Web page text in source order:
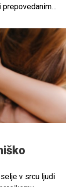
prepovedanim
da vaš
poiskati pomoč!
v srcu ljudi